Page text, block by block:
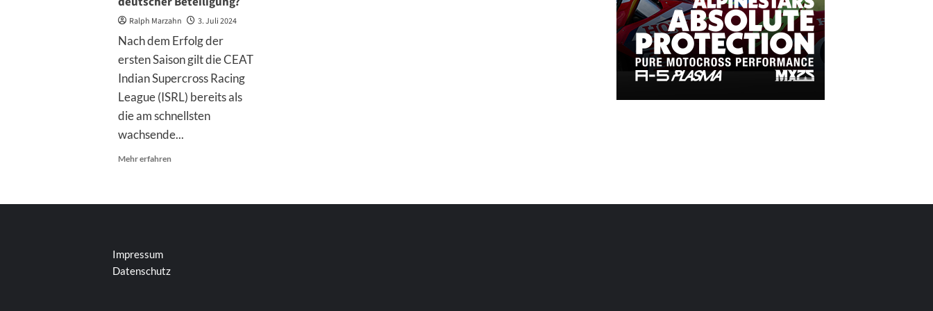
Ralph Marzahn 3. Juli 2024
Nach dem Erfolg der
ersten Saison gilt die CEAT
Indian Supercross Racing
League (ISRL) bereits als
die am schnellsten
wachsende...
Mehr erfahrenMehr
deutscher
Impressum
Datenschutz